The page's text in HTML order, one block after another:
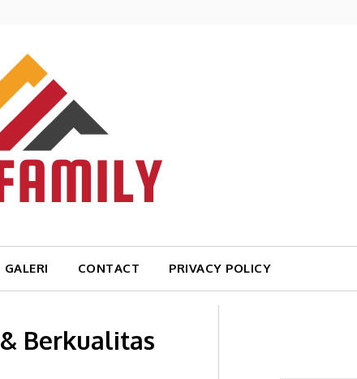
GALERI CONTACT PRIVACY POLICY
Berkualitas